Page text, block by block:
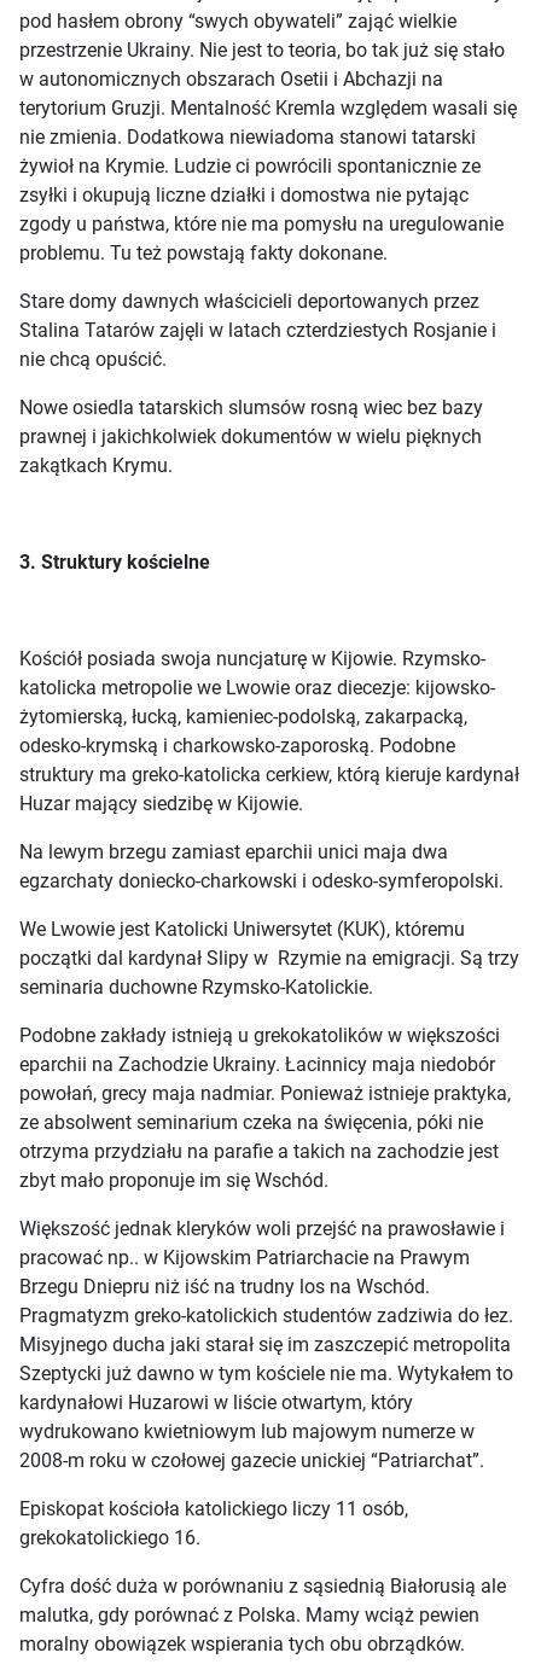
pod hasłem obrony “swych obywateli” zająć wielkie
przestrzenie Ukrainy. Nie jest to teoria, bo tak już się stało
w autonomicznych obszarach Osetii i Abchazji na
terytorium Gruzji. Mentalność Kremla względem wasali się
nie zmienia. Dodatkowa niewiadoma stanowi tatarski
żywioł na Krymie. Ludzie ci powrócili spontanicznie ze
zsyłki i okupują liczne działki i domostwa nie pytając
zgody u państwa, które nie ma pomysłu na uregulowanie
problemu. Tu też powstają fakty dokonane.
Stare domy dawnych właścicieli deportowanych przez
Stalina Tatarów zajęli w latach czterdziestych Rosjanie i
nie chcą opuścić.
Nowe osiedla tatarskich slumsów rosną wiec bez bazy
prawnej i jakichkolwiek dokumentów w wielu pięknych
zakątkach Krymu.
3. Struktury kościelne
Kościół posiada swoja nuncjaturę w Kijowie. Rzymsko-
katolicka metropolie we Lwowie oraz diecezje: kijowsko-
żytomierską, łucką, kamieniec-podolską, zakarpacką,
odesko-krymską i charkowsko-zaporoską. Podobne
struktury ma greko-katolicka cerkiew, którą kieruje kardynał
Huzar mający siedzibę w Kijowie.
Na lewym brzegu zamiast eparchii unici maja dwa
egzarchaty doniecko-charkowski i odesko-symferopolski.
We Lwowie jest Katolicki Uniwersytet (KUK), któremu
początki dal kardynał Slipy w Rzymie na emigracji. Są trzy
seminaria duchowne Rzymsko-Katolickie.
Podobne zakłady istnieją u grekokatolików w większości
eparchii na Zachodzie Ukrainy. Łacinnicy maja niedobór
powołań, grecy maja nadmiar. Ponieważ istnieje praktyka,
ze absolwent seminarium czeka na święcenia, póki nie
otrzyma przydziału na parafie a takich na zachodzie jest
zbyt mało proponuje im się Wschód.
Większość jednak kleryków woli przejść na prawosławie i
pracować np.. w Kijowskim Patriarchacie na Prawym
Brzegu Dniepru niż iść na trudny los na Wschód.
Pragmatyzm greko-katolickich studentów zadziwia do łez.
Misyjnego ducha jaki starał się im zaszczepić metropolita
Szeptycki już dawno w tym kościele nie ma. Wytykałem to
kardynałowi Huzarowi w liście otwartym, który
wydrukowano kwietniowym lub majowym numerze w
2008-m roku w czołowej gazecie unickiej “Patriarchat”.
Episkopat kościoła katolickiego liczy 11 osób,
grekokatolickiego 16.
Cyfra dość duża w porównaniu z sąsiednią Białorusią ale
malutka, gdy porównać z Polska. Mamy wciąż pewien
moralny obowiązek wspierania tych obu obrządków.